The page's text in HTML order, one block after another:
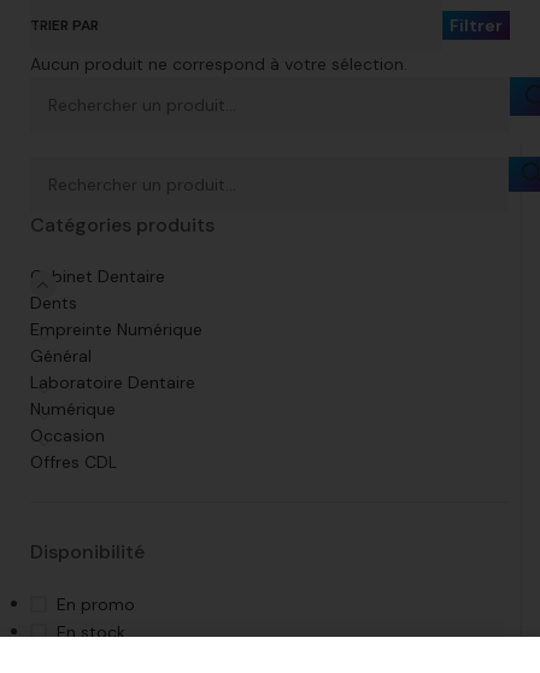
Catégories produits
Cabinet Dentaire
Dents
Empreinte Numérique
Général
Laboratoire Dentaire
Numérique
Occasion
Offres CDL
Disponibilité
En promo
En stock
TRIER PAR
Filtrer
Aucun produit ne correspond à votre sélection.